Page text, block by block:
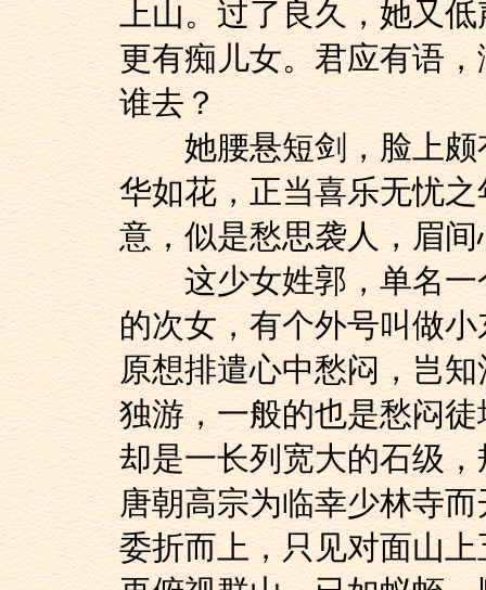
上山。过了良久，她又
更有痴儿女。君应有语
谁去？
她腰悬短剑，脸上颇
华如花，正当喜乐无忧
意，似是愁思袭人，眉
这少女姓郭，单名一
的次女，有个外号叫做
原想排遣心中愁闷，岂
独游，一般的也是愁闷
却是一长列宽大的石级
唐朝高宗为临幸少林寺
委折而上，只见对面山